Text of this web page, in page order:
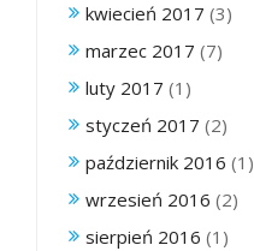
kwiecień 2017 (3)
marzec 2017 (7)
luty 2017 (1)
styczeń 2017 (2)
październik 2016 (1)
wrzesień 2016 (2)
sierpień 2016 (1)